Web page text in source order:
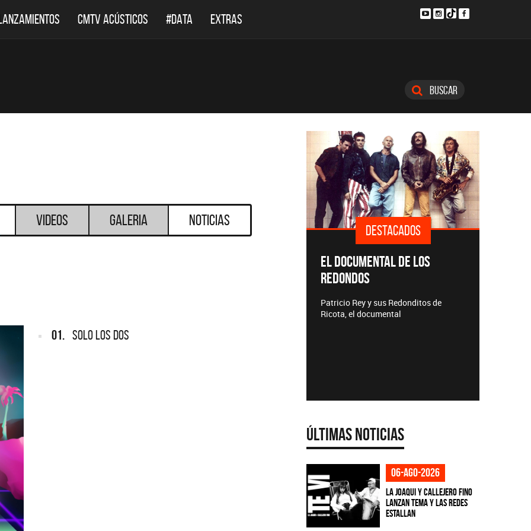
CMTV ACÚSTICOS #DATA EXTRAS
Buscar
Videos Galeria Noticias
01. SOLO LOS DOS
DESTACADOS DESTACADOS DESTACADOS
SINGLES Y DISCOS DESTACADOS
Lanzamientos CMTV
Últimas Noticias
06-ago-2026
La Joaqui y Callejero Fino
lanzan tema y las redes
estallan